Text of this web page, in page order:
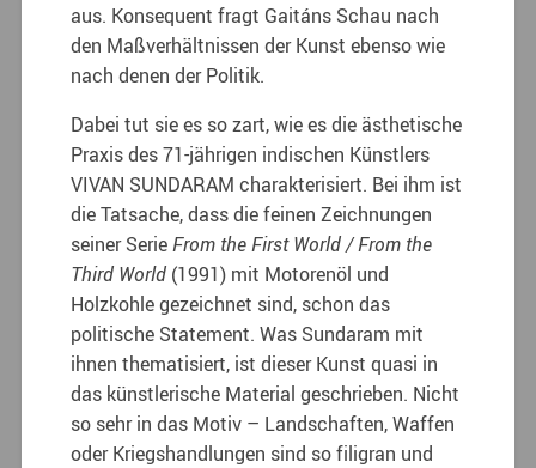
aus. Konsequent fragt Gaitáns Schau nach
den Maßverhältnissen der Kunst ebenso wie
nach denen der Politik.
Dabei tut sie es so zart, wie es die ästhetische
Praxis des 71-jährigen indischen Künstlers
VIVAN SUNDARAM charakterisiert. Bei ihm ist
die Tatsache, dass die feinen Zeichnungen
seiner SerieFrom the First World / From the
Third World (1991) mit Motorenöl und
Holzkohle gezeichnet sind, schon das
politische Statement. Was Sundaram mit
ihnen thematisiert, ist dieser Kunst quasi in
das künstlerische Material geschrieben. Nicht
so sehr in das Motiv – Landschaften, Waffen
oder Kriegshandlungen sind so filigran und